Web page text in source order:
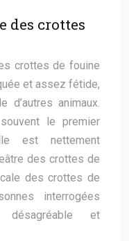
des crottes
crottes de fouine
et assez fétide,
d’autres animaux.
le premier
est nettement
des crottes de
des crottes de
interrogées
désagréable et